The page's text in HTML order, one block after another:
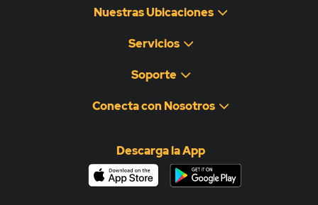
Nuestras Ubicaciones
Servicios
Soporte
Conecta con Nosotros
Descarga la App